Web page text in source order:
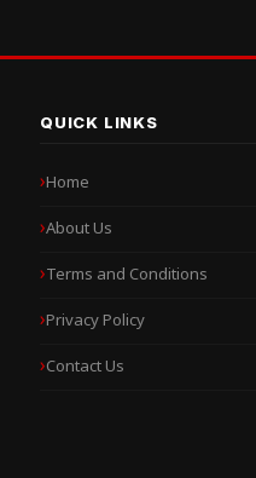
QUICK LINKS
Home
About Us
Terms and Conditions
Privacy Policy
Contact Us